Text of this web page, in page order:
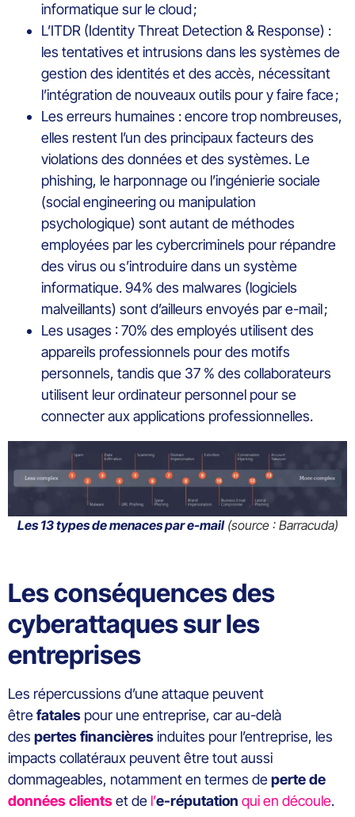
informatique sur le cloud ;
L’ITDR (Identity Threat Detection & Response) :
les tentatives et intrusions dans les systèmes de
gestion des identités et des accès, nécessitant
l’intégration de nouveaux outils pour y faire face ;
Les erreurs humaines : encore trop nombreuses,
elles restent l’un des principaux facteurs des
violations des données et des systèmes. Le
phishing, le harponnage ou l’ingénierie sociale
(social engineering ou manipulation
psychologique) sont autant de méthodes
employées par les cybercriminels pour répandre
des virus ou s’introduire dans un système
informatique. 94% des malwares (logiciels
malveillants) sont d’ailleurs envoyés par e-mail ;
Les usages : 70% des employés utilisent des
appareils professionnels pour des motifs
personnels, tandis que 37 % des collaborateurs
utilisent leur ordinateur personnel pour se
connecter aux applications professionnelles.
Les 13 types de menaces par e-mail(source : Barracuda)
Les conséquences des
cyberattaques sur les
entreprises
Les répercussions d’une attaque peuvent
êtrefatales pour une entreprise, car au-delà
des pertes financièresinduites pour l’entreprise, les
impacts collatéraux peuvent être tout aussi
dommageables, notamment en termes deperte de
données clientset de l’e-réputation qui en découle.